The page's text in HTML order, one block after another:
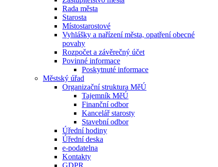
Rada města
Starosta
Místostarostové
Vyhlášky a nařízení města, opatření obecné
povahy
Rozpočet a závěrečný účet
Povinné informace
Poskytnuté informace
Městský úřad
Organizační struktura MěÚ
Tajemník MěÚ
Finanční odbor
Kancelář starosty
Stavební odbor
Úřední hodiny
Úřední deska
e-podatelna
Kontakty
GDPR